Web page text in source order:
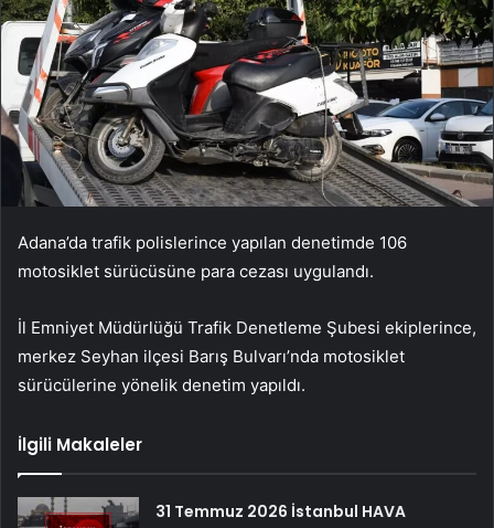
Adana’da trafik polislerince yapılan denetimde 106
motosiklet sürücüsüne para cezası uygulandı.
İl Emniyet Müdürlüğü Trafik Denetleme Şubesi ekiplerince,
merkez Seyhan ilçesi Barış Bulvarı’nda motosiklet
sürücülerine yönelik denetim yapıldı.
İlgili Makaleler
31 Temmuz 2026 İstanbul HAVA